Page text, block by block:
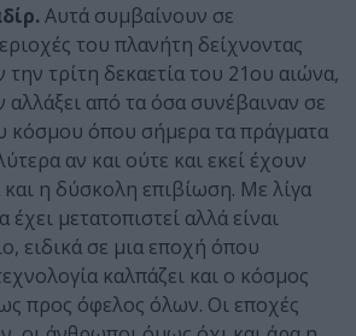
Αυτά συμβαίνουν σε
του πλανήτη δείχνοντας
τρίτη δεκαετία του 21ου αιώνα,
από τα όσα συνέβαιναν σε
κόσμου όπου σήμερα τα πράγματα
αν και ούτε και εκεί έχουν
και η δύσκολη επιβίωση. Με λίγα
μετατοπιστεί αλλά είναι
ειδικά σε μια εποχή όπου
καλπάζει και ο κόσμος
προς όφελος όλων. Οι εποχές